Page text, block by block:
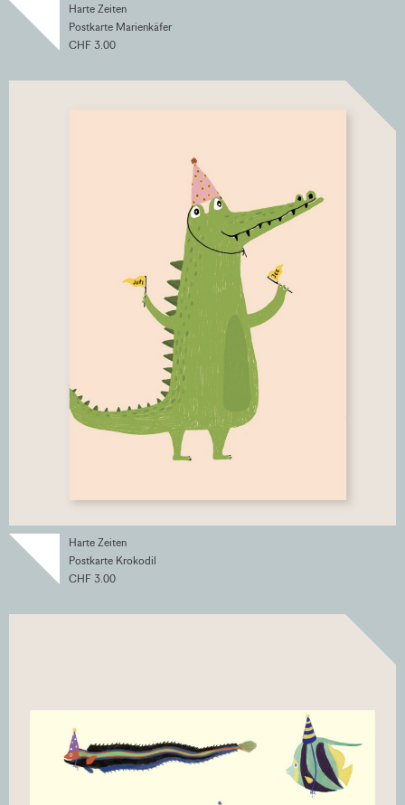
Harte Zeiten
Postkarte Marienkäfer
CHF 3.00
Harte Zeiten
Postkarte Krokodil
CHF 3.00